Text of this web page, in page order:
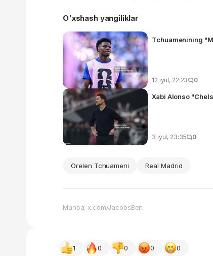
O'xshash yangiliklar
Tchuamenining
12 iyul, 22:23 0
Xabi Alonso
3 iyul, 23:35 0
Orelen Tchuameni Real Madrid
Manba: x.com/JacobsBen
1 0 0 0 0